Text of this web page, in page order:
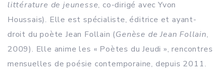
littérature de jeunesse, co-dirigé avec Yvon
Houssais). Elle est spécialiste, éditrice et ayant-
droit du poète Jean Follain (Genèse de Jean Follain,
2009). Elle anime les « Poètes du Jeudi », rencontres
mensuelles de poésie contemporaine, depuis 2011.